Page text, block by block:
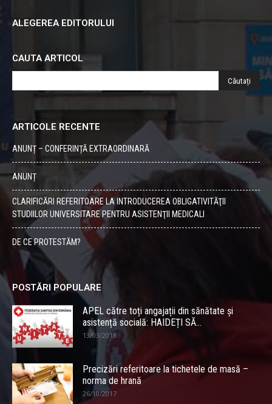
ALEGEREA EDITORULUI
CAUTA ARTICOL
ARTICOLE RECENTE
ANUNȚ – CONFERINȚĂ EXTRAORDINARĂ
ANUNȚ
CLARIFICĂRI REFERITOARE LA INTRODUCEREA OBLIGATIVITĂŢII
STUDIILOR UNIVERSITARE PENTRU ASISTENŢII MEDICALI
DE CE PROTESTĂM?
POSTĂRI POPULARE
APEL către toți angajații din sănătate și
asistență socială: HAIDEȚI SĂ...
13/03/2018
Precizări referitoare la tichetele de masă –
norma de hrană
26/10/2017